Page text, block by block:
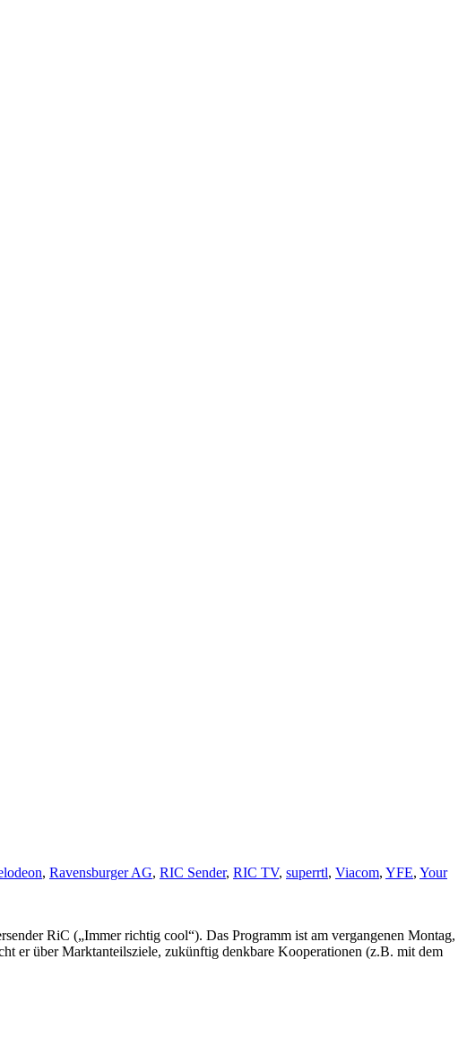
, Ravensburger AG, RIC Sender, RIC TV, superrtl, Viacom, YFE, Your
RiC („Immer richtig cool“). Das Programm ist am vergangenen Montag,
er über Marktanteilsziele, zukünftig denkbare Kooperationen (z.B. mit dem